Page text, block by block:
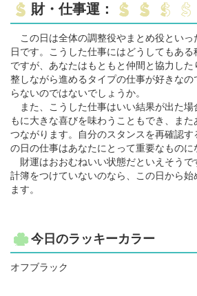
財・仕事運：
この日は全体の調整役やまとめ役といっ
日です。こうした仕事にはどうしてもあ
ですが、あなたはもともと仲間と協力し
整しながら進めるタイプの仕事が好きな
らないのではないでしょうか。
また、こうした仕事はいい結果が出た場
もに大きな喜びを味わうこともでき、ま
つながります。自分のスタンスを再確認す
の日の仕事はあなたにとって重要なものに
財運はおおむねいい状態だといえそうで
計簿をつけていないのなら、この日から始
ます。
今日のラッキーカラー
オフブラック